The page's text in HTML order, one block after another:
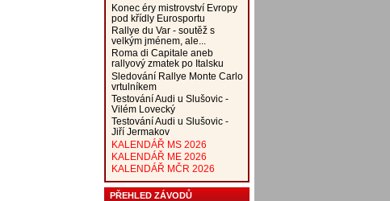
Konec éry mistrovství Evropy
pod křídly Eurosportu
Rallye du Var - soutěž s
velkým jménem, ale...
Roma di Capitale aneb
rallyový zmatek po Italsku
Sledování Rallye Monte Carlo
vrtulníkem
Testování Audi u Slušovic -
Vilém Lovecký
Testování Audi u Slušovic -
Jiří Jermakov
KALENDÁŘ MS 2026
KALENDÁŘ ME 2026
KALENDÁŘ MČR 2026
PŘEHLED ZÁVODŮ